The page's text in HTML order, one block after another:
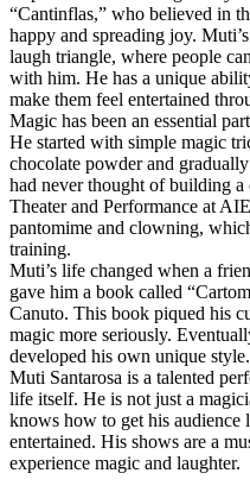
“Cantinflas,” who believed in
happy and spreading joy.
laugh triangle, where people
with him. He has a unique
make them feel entertained
Magic has been an essential
He started with simple magic
chocolate powder and
had never thought of building a
Theater and Performance at
pantomime and clowning,
training.
Muti’s life changed when a
gave him a book called
Canuto. This book piqued his
magic more seriously.
developed his own unique style.
Muti Santarosa is a talented
life itself. He is not just a
knows how to get his audience
entertained. His shows are a
experience magic and laughter.